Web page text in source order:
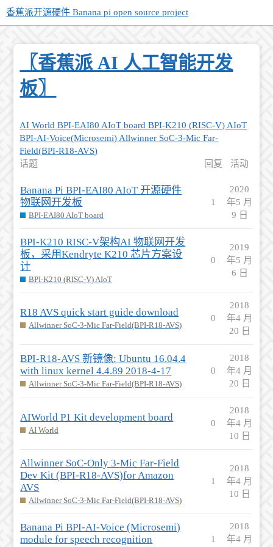
香蕉派开源硬件 Banana pi open source project
〖香蕉派 AI 人工智能开发
板〗
AI World BPI-EAI80 AIoT board BPI-K210 (RISC-V) AIoT
BPI-AI-Voice(Microsemi) Allwinner SoC-3-Mic Far-
Field(BPI-R18-AVS)
话题
回复 活动
Banana Pi BPI-EAI80 AIoT 开源硬件
物联网开发板
BPI-EAI80 AIoT board
1
2020
年5 月
9 日
BPI-K210 RISC-V架构AI 物联网开发
板，采用Kendryte K210 芯片方案设
计
BPI-K210 (RISC-V) AIoT
0
2019
年5 月
6 日
R18 AVS quick start guide download
Allwinner SoC-3-Mic Far-Field(BPI-R18-AVS)
0
2018
年4 月
20 日
BPI-R18-AVS 新镜像: Ubuntu 16.04.4
with linux kernel 4.4.89 2018-4-17
Allwinner SoC-3-Mic Far-Field(BPI-R18-AVS)
0
2018
年4 月
20 日
AIWorld P1 Kit development board
AI World
0
2018
年4 月
10 日
Allwinner SoC-Only 3-Mic Far-Field
Dev Kit (BPI-R18-AVS)for Amazon
AVS
Allwinner SoC-3-Mic Far-Field(BPI-R18-AVS)
1
2018
年4 月
10 日
Banana Pi BPI-AI-Voice (Microsemi)
module for speech recognition
1
2018
年4 月